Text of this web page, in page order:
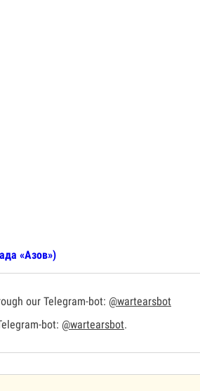
«Азов»)
our Telegram-bot: @wartearsbot
bot: @wartearsbot.